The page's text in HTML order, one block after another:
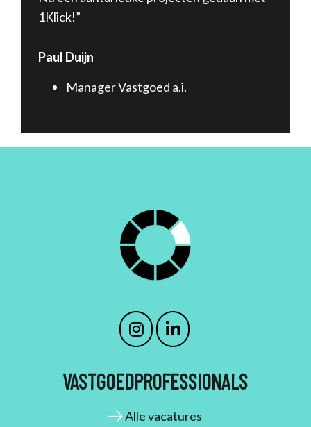
1Klick!”
Paul Duijn
Manager Vastgoed a.i.
VASTGOEDPROFESSIONALS
Alle vacatures